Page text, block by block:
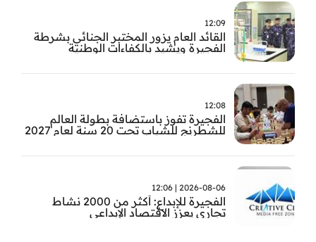
12:09
القائد العام يزور المختبر الجنائي بشرطة
الفجيرة ويشيد بالكفاءات الوطنية
12:08
الفجيرة تفوز باستضافة بطولة العالم
للشطرنج للشباب تحت 20 سنة لعام 2027
2026-08-06 | 12:06
الفجيرة للإبداع: أكثر من 2000 نشاط
تجاري يعزز الاقتصاد الإبداعي